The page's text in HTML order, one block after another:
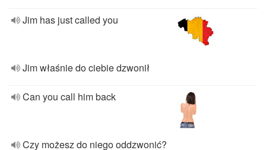
Jim has just called you
Jim właśnie do ciebie dzwonił
Can you call him back
Czy możesz do niego oddzwonić?